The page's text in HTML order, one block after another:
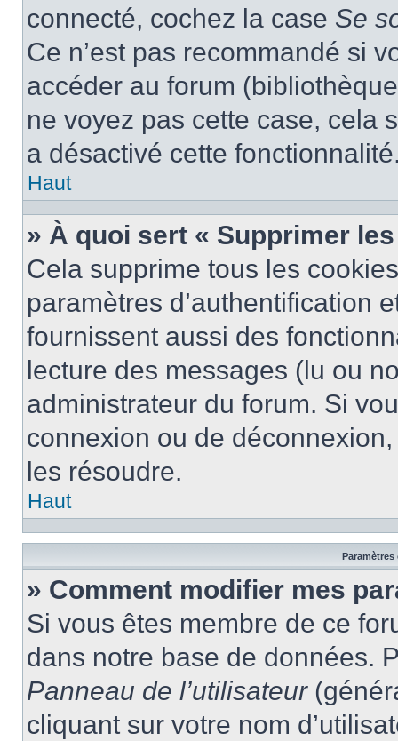
connecté, cochez la case Se
Ce n’est pas recommandé si
accéder au forum
ne voyez pas cette case, cela
a désactivé cette
Haut
» À quoi sert « Supprimer
Cela supprime tous les
paramètres d’authentification
fournissent aussi des
lecture des messages (lu ou
administrateur du forum. Si
connexion ou de
les résoudre.
Haut
Paramètres
» Comment modifier mes
Si vous êtes membre de ce
dans notre base de données.
Panneau de l’utilisateur
cliquant sur votre nom